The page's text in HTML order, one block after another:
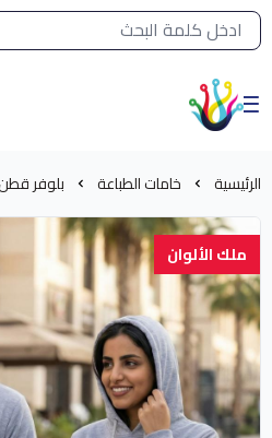
القائمة الرئيسية لمتجر الشرق النادر
الشرق النادر بيع مستلزمات
الرئيسية خامات الطباعة بلوفر
ملك الألوان